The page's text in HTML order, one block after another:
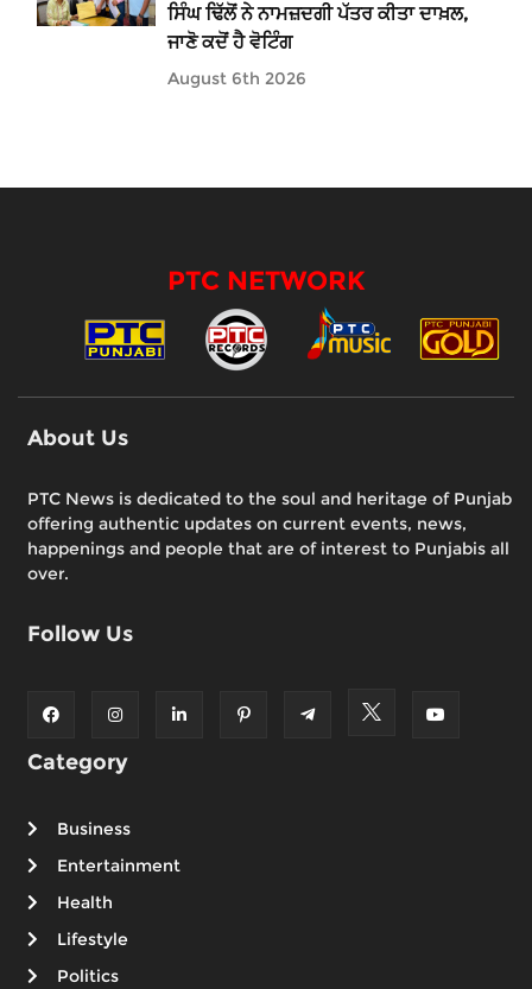
ਸਿੰਘ ਢਿੱਲੋਂ ਨੇ ਨਾਮਜ਼ਦਗੀ ਪੱਤਰ ਕੀਤਾ ਦਾਖ਼ਲ,
ਜਾਣੋ ਕਦੋਂ ਹੈ ਵੋਟਿੰਗ
August 6th 2026
PTC NETWORK
About Us
PTC News is dedicated to the soul and heritage of Punjab
offering authentic updates on current events, news,
happenings and people that are of interest to Punjabis all
over.
Follow Us
Category
Business
Entertainment
Health
Lifestyle
Politics